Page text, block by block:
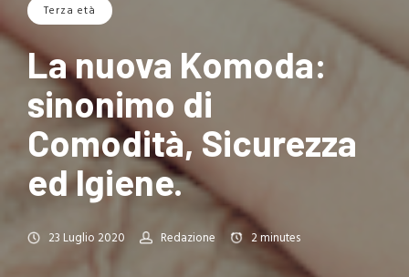
Terza età
La nuova Komoda:
sinonimo di
Comodità, Sicurezza
ed Igiene.
23 Luglio 2020 Redazione 2minutes